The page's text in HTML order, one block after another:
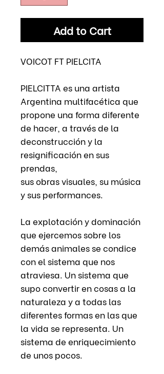
Add to Cart
VOICOT FT PIELCITA
PIELCITTA es una artista
Argentina multifacética que
propone una forma diferente
de hacer, a través de la
deconstrucción y la
resignificación en sus
prendas,
sus obras visuales, su música
y sus performances.
La explotación y dominación
que ejercemos sobre los
demás animales se condice
con el sistema que nos
atraviesa. Un sistema que
supo convertir en cosas a la
naturaleza y a todas las
diferentes formas en las que
la vida se representa. Un
sistema de enriquecimiento
de unos pocos.